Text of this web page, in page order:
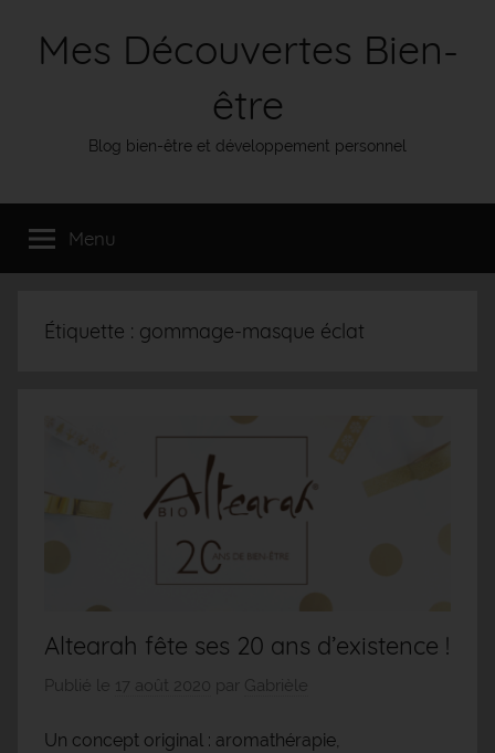
Mes Découvertes Bien-
être
Blog bien-être et développement personnel
Menu
Étiquette : gommage-masque éclat
Altearah fête ses 20 ans d’existence !
Publié le 17 août 2020 par Gabrièle
Un concept original : aromathérapie,